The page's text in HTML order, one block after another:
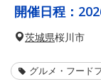
開催日程：
茨城県桜川市
グルメ・フード